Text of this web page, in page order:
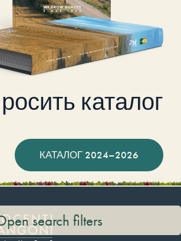
search filters
каталог
КАТАЛОГ 2024–2026